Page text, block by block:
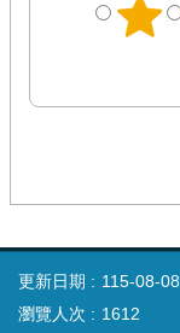
更新日期
115-08-08
瀏覽人次
1612